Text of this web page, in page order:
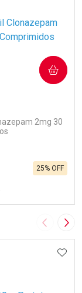
2mg 30
25% OFF
COMPRAR
Imagem
FAVORITOS